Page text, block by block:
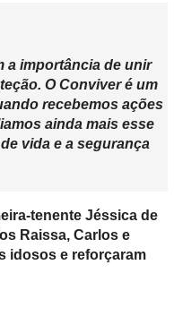
a importância de unir
O Conviver é um
recebemos ações
ainda mais esse
vida e a segurança
tenente Jéssica de
Raissa, Carlos e
idosos e reforçaram